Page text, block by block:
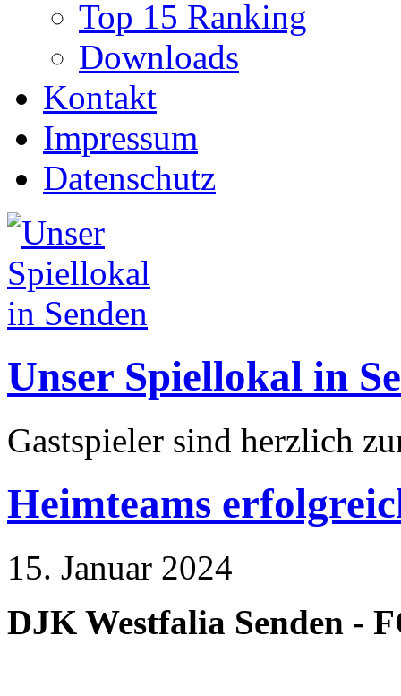
Top 15 Ranking
Downloads
Kontakt
Impressum
Datenschutz
Unser Spiellokal in
Gastspieler sind herzlich
Heimteams
15. Januar 2024
DJK Westfalia Senden -